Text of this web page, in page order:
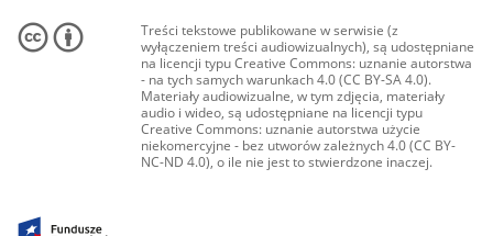
Treści tekstowe publikowane w serwisie (z
wyłączeniem treści audiowizualnych), są udostępniane
na licencji typu Creative Commons: uznanie autorstwa
- na tych samych warunkach 4.0 (CC BY-SA 4.0).
Materiały audiowizualne, w tym zdjęcia, materiały
audio i wideo, są udostępniane na licencji typu
Creative Commons: uznanie autorstwa użycie
niekomercyjne - bez utworów zależnych 4.0 (CC BY-
NC-ND 4.0), o ile nie jest to stwierdzone inaczej.